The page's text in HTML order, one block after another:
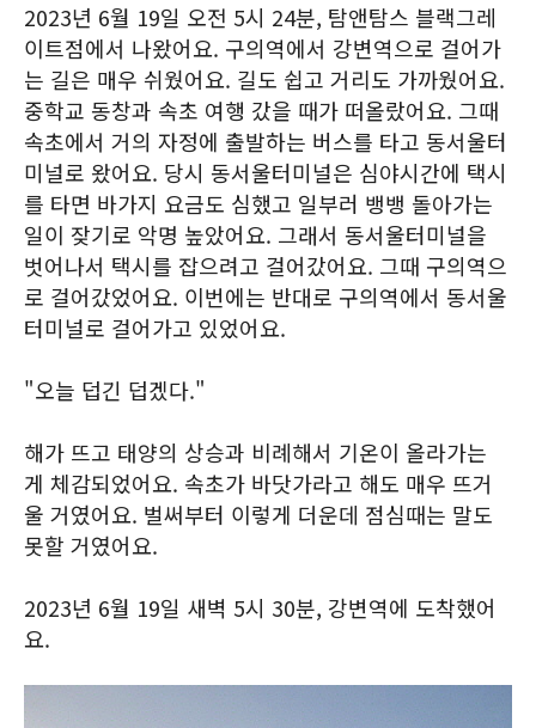
2023년 6월 19일 오전 5시 24분, 탐앤탐스 블랙그레
이트점에서 나왔어요. 구의역에서 강변역으로 걸어가
는 길은 매우 쉬웠어요. 길도 쉽고 거리도 가까웠어요.
중학교 동창과 속초 여행 갔을 때가 떠올랐어요. 그때
속초에서 거의 자정에 출발하는 버스를 타고 동서울터
미널로 왔어요. 당시 동서울터미널은 심야시간에 택시
를 타면 바가지 요금도 심했고 일부러 뱅뱅 돌아가는
일이 잦기로 악명 높았어요. 그래서 동서울터미널을
벗어나서 택시를 잡으려고 걸어갔어요. 그때 구의역으
로 걸어갔었어요. 이번에는 반대로 구의역에서 동서울
터미널로 걸어가고 있었어요.
"오늘 덥긴 덥겠다."
해가 뜨고 태양의 상승과 비례해서 기온이 올라가는
게 체감되었어요. 속초가 바닷가라고 해도 매우 뜨거
울 거였어요. 벌써부터 이렇게 더운데 점심때는 말도
못할 거였어요.
2023년 6월 19일 새벽 5시 30분, 강변역에 도착했어
요.